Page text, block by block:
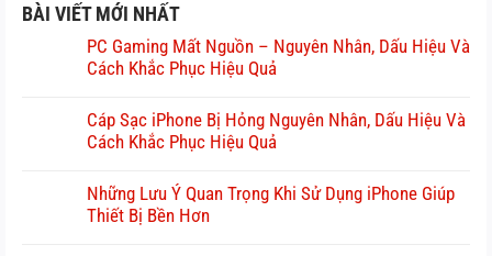
BÀI VIẾT MỚI NHẤT
PC Gaming Mất Nguồn – Nguyên Nhân, Dấu Hiệu Và
Cách Khắc Phục Hiệu Quả
Cáp Sạc iPhone Bị Hỏng Nguyên Nhân, Dấu Hiệu Và
Cách Khắc Phục Hiệu Quả
Những Lưu Ý Quan Trọng Khi Sử Dụng iPhone Giúp
Thiết Bị Bền Hơn